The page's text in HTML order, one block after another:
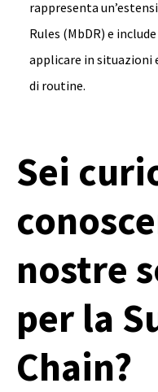
rappresenta
Rules (MbDR) e
applicare in situazioni
di routine.
Sei
nostre
per la
Chain?